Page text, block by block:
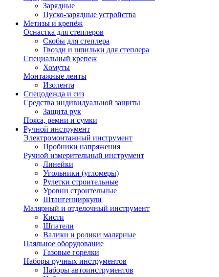
Зарядные
Пуско-зарядные устройства
Метизы и крепёж
Оснастка для степлеров
Скобы для степлера
Гвозди и шпильки для степлера
Специальный крепеж
Хомуты
Монтажные ленты
Изолента
Спецодежда и сиз
Средства индивидуальной защиты
Защита рук
Пояса, ремни и сумки
Ручной инструмент
Электромонтажный инструмент
Пробники напряжения
Ручной измерительный инструмент
Линейки
Угольники (угломеры)
Рулетки строительные
Уровни строительные
Штангенциркули
Малярный и отделочный инструмент
Кисти
Шпатели
Валики и ролики малярные
Паяльное оборудование
Газовые горелки
Наборы ручных инструментов
Наборы автоинструментов